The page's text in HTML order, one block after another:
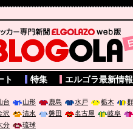
web版 BLOGOLA
ト 特集 エルゴラ最新情報
台 山形 鹿島 水戸 栃木
沢 清水 磐田 名古屋 岐阜
分 琉球